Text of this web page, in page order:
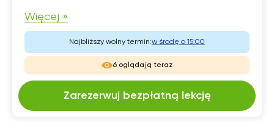
Więcej »
Najbliższy wolny termin:w środę o 15:00
6 oglądają teraz
Zarezerwuj bezpłatną lekcję